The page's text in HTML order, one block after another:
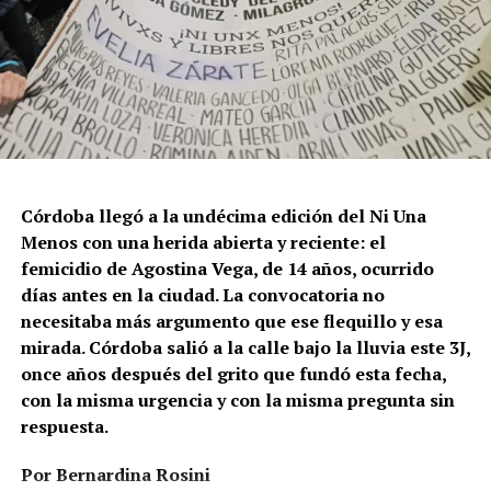
Córdoba llegó a la undécima edición del Ni Una
Menos con una herida abierta y reciente: el
femicidio de Agostina Vega, de 14 años, ocurrido
días antes en la ciudad. La convocatoria no
necesitaba más argumento que ese flequillo y esa
mirada. Córdoba salió a la calle bajo la lluvia este 3J,
once años después del grito que fundó esta fecha,
con la misma urgencia y con la misma pregunta sin
respuesta.
Por Bernardina Rosini